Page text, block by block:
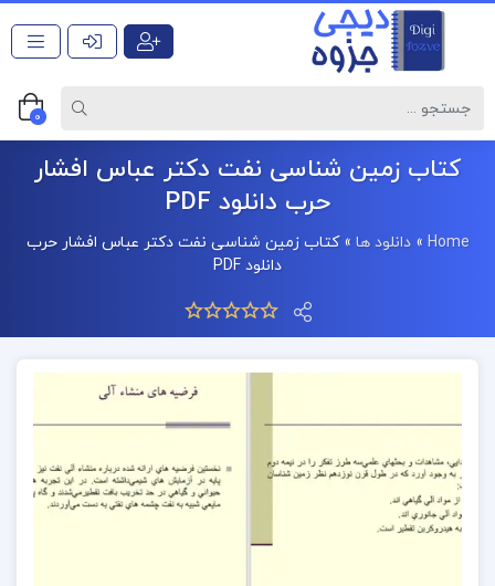
0
کتاب زمین شناسی نفت دکتر عباس افشار
حرب دانلود PDF
Home
»دانلود ها »کتاب زمین شناسی نفت دکتر عباس افشار حرب
دانلود PDF